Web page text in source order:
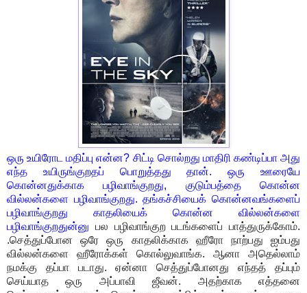
ஒரு உயிரோட மதிப்பு என்ன? சிட்டி சொல்றது மாதிரி கண்டிப்பா அது
எந்த உயிருங்குறதப் பொறுத்தது தான். ஒரு ஊரையே
கொன்னதுக்காக பழிவாங்குறது, குடும்பத்தை கொன்ன
வில்லன்களை பழிவாங்குறது. தங்கச்சியைக் கொன்னவங்களைப்
பழிவாங்குறது காதலியைக் கொன்ன வில்லன்களை
பழிவாங்குறதுன்னு பல பழிவாங்குற படங்களைப் பாத்துருக்கோம்.
.செத்துப்போன ஒரே ஒரு காதலிக்காக ஹீரோ நாற்பது ஐம்பது
வில்லன்களை ஹீரோக்கள் கொல்லுவாங்க. ஆனா அதெல்லாம்
நமக்கு தப்பா படாது. ஏன்னா செத்துப்போனது எந்தத் தப்பும்
செய்யாத ஒரு அப்பாவி ஜீவன். அதற்காக எத்தனை